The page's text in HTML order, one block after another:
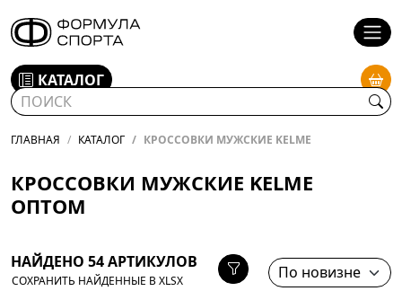
КАТАЛОГ
ГЛАВНАЯ КАТАЛОГ КРОССОВКИ МУЖСКИЕ KELME
КРОССОВКИ МУЖСКИЕ KELME
ОПТОМ
НАЙДЕНО 54 АРТИКУЛОВ
СОХРАНИТЬ НАЙДЕННЫЕ В XLSX